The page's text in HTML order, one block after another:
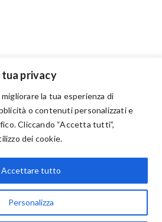
privacy
la tua esperienza di
o contenuti personalizzati e
Cliccando “Accetta tutti”,
dei cookie.
Personalizza
Accettare tutto
RIVENDITORI
12
(AV)